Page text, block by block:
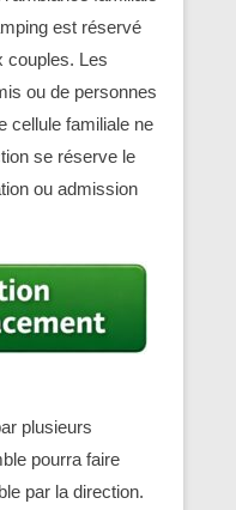
est réservé
couples. Les
ou de personnes
cellule familiale ne
se réserve le
ou admission
plusieurs
pourra faire
par la direction.